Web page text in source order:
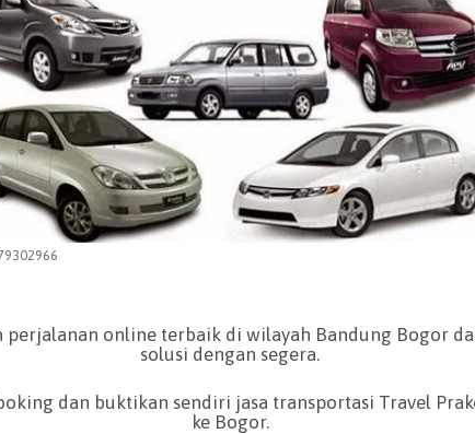
perjalanan online terbaik di wilayah Bandung Bogor
solusi dengan segera.
dan buktikan sendiri jasa transportasi Travel
ke Bogor.